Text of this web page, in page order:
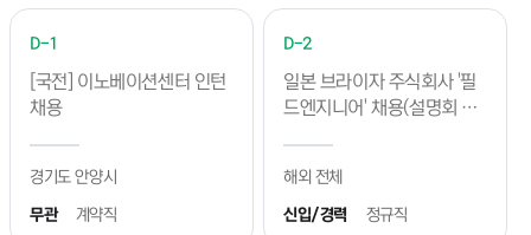
CWNU 졸업생 커리어 골든타임 프로젝트 [3차 실전특강]
진행일 2026.08.11 ~ 2026.08.11
★취업은 실전이다! 3,4학년을 위한 취업실전트랙(8월 모집중)★
진행일 2026.08.10 ~ 2026.08.10
D-1
[국전] 이노베이션센터 인턴
채용
경기도 안양시
무관
계약직
D-2
일본 브라이자 주식회사 '필
드엔지니어' 채용(설명회 예
해외 전체
신입/경력
정규직